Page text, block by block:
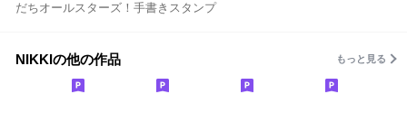
だちオールスターズ！手書きスタンプ
NIKKIの他の作品 もっと見る